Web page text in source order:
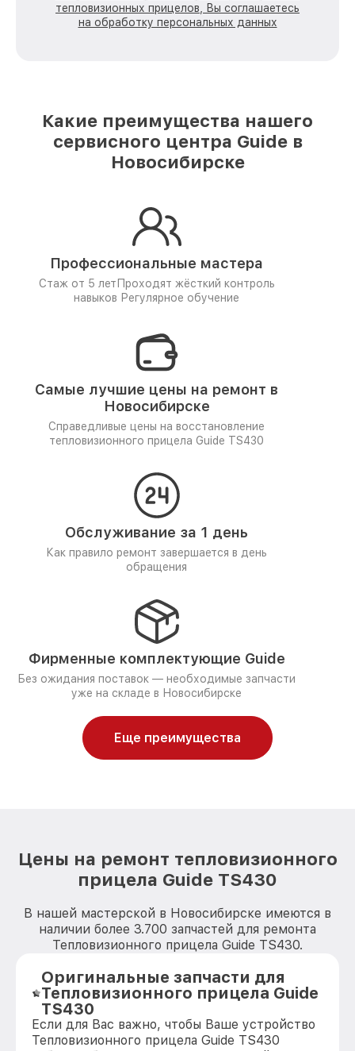
тепловизионных прицелов, Вы соглашаетесь
на обработку персональных данных
Какие преимущества нашего
сервисного центра Guide в
Новосибирске
Профессиональные мастера
Стаж от 5 лет Проходят жёсткий контроль
навыков Регулярное обучение
Самые лучшие цены на ремонт в
Новосибирске
Справедливые цены на восстановление
тепловизионного прицела Guide TS430
Обслуживание за 1 день
Как правило ремонт завершается в день
обращения
Фирменные комплектующие Guide
Без ожидания поставок — необходимые запчасти
уже на складе в Новосибирске
Еще преимущества
Цены на ремонт тепловизионного
прицела Guide TS430
В нашей мастерской в Новосибирске имеются в
наличии более 3.700 запчастей для ремонта
Тепловизионного прицела Guide TS430.
Оригинальные запчасти для
Тепловизионного прицела Guide
TS430
Если для Вас важно, чтобы Ваше устройство
Тепловизионного прицела Guide TS430